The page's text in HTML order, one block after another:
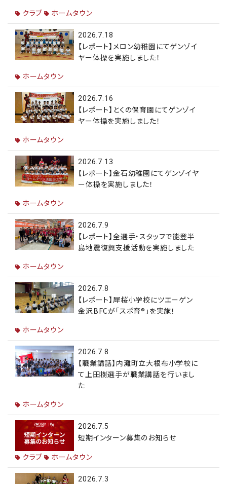
クラブ
ホームタウン
2026.7.18
【レポート】メロン幼稚園にてゲンゾイ
ヤー体操を実施しました！
ホームタウン
2026.7.16
【レポート】とくの保育園にてゲンゾイ
ヤー体操を実施しました！
ホームタウン
2026.7.13
【レポート】金石幼稚園にてゲンゾイヤ
ー体操を実施しました！
ホームタウン
2026.7.9
【レポート】全選手・スタッフで能登半
島地震復興支援活動を実施しました
ホームタウン
2026.7.8
【レポート】犀桜小学校にツエーゲン
金沢BFCが「スポ育®」を実施！
ホームタウン
2026.7.8
【職業講話】内灘町立大根布小学校に
て上田樹選手が職業講話を行いまし
た
ホームタウン
2026.7.5
短期インターン募集のお知らせ
クラブ
ホームタウン
2026.7.3